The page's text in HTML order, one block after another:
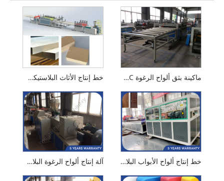
خط إنتاج الأثاث البلاستيكي الخشبي ماكينة بثق ألواح الرغوة PVC WPC
آلة إنتاج ألواح الرغوة البلاستيكية خط إنتاج ألواح الأبواب البلاستيكية WPC